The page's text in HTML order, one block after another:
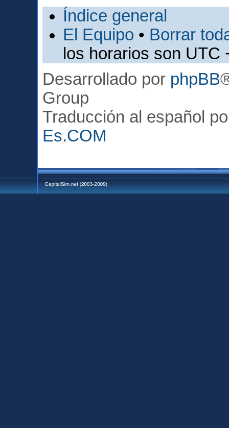
Índice general
El Equipo • Borrar
los horarios son UTC
Desarrollado por phpBB
Group
Traducción al español
Es.COM